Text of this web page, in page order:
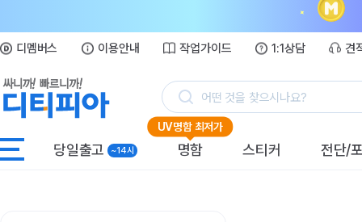
디멤버스 이용안내 작업가이드 1:1상담 견
어떤 것을 찾으시나요?
당일출고 ~14시
UV명함 최저가
명함 스티커 전단/